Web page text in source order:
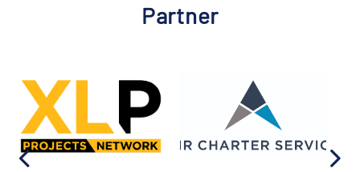
Partner